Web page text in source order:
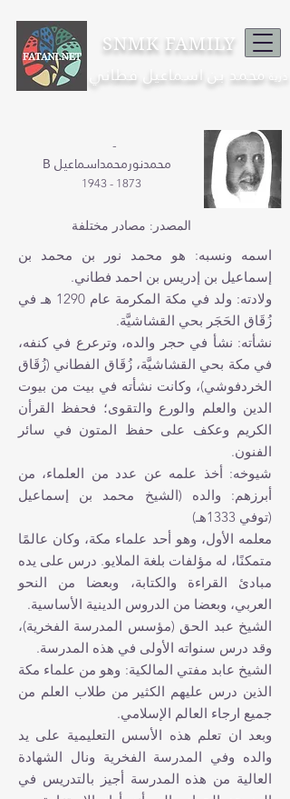
SNMK FAMILY
ذرية محمد بن اسماعيل فطاني
-
B محمدنورمحمداسماعيل
1873 - 1943
المصدر: مصادر مختلفة
B
اسمه ونسبه: هو محمد نور بن محمد بن
إسماعيل‏ بن إدريس بن احمد فطاني.
ولادته: ولد في مكة المكرمة عام 1290 هـ في
زُقَاق الحَجَر بحي القشاشيَّة.
نشأته: نشأ‏ في حجر والده، وترعرع في كنفه،
في مكة بحي القشاشيَّة، زُقَاق الفطاني (زُقَاق
الخردفوشي)، وكانت نشأته في بيت من بيوت
الدين والعلم والورع والتقوى؛ فحفظ القرأن
الكريم وعكف على حفظ المتون في سائر
الفنون.
شيوخه: أخذ علمه عن عدد من العلماء، من
أبرزهم: والده (الشيخ‏ محمد بن إسماعيل‏
(توفي 1333هـ)
معلمه الأول، وهو أحد علماء مكة، وكان عالمًا
متمكنًا، له مؤلفات بلغة الملايو. درس على يده
مبادئ القراءة والكتابة، وبعضا من النحو
العربي، وبعضا من الدروس الدينية الأساسية.
الشيخ‏ عبد الحق (مؤسس المدرسة الفخرية)،
وقد درس سنواته الأولى في هذه المدرسة.
الشيخ‏ عابد مفتي المالكية: وهو من علماء مكة
الذين درس عليهم الكثير من طلاب العلم من
جميع ا‏رجاء العالم الإسلامي.
وبعد ا‏ن تعلم هذه الأسس التعليمية على يد
والده وفي المدرسة الفخرية ونال الشهادة
العالية من هذه المدرسة أجيز بالتدريس في